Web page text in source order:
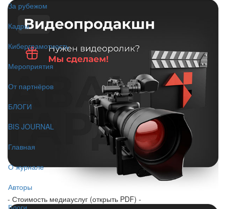
За рубежом
Кадры
Киберграмотность
Мероприятия
От партнёров
БЛОГИ
BIS JOURNAL
Главная
О журнале
Авторы
Блоги
- Стоимость медиауслуг (открыть PDF) -